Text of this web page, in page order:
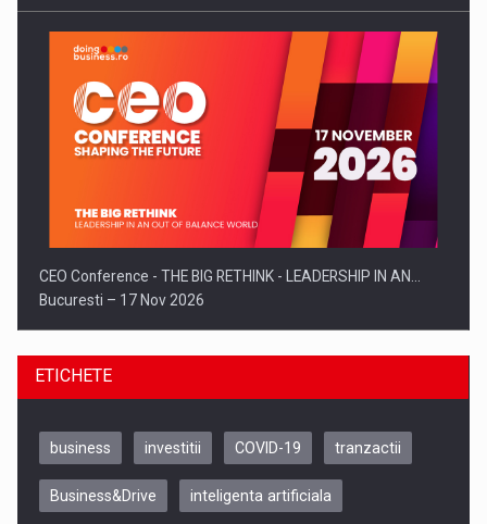
CEO Conference - THE BIG RETHINK - LEADERSHIP IN AN…
Bucuresti – 17 Nov 2026
ETICHETE
business investitii COVID-19 tranzactii
Business&Drive inteligenta artificiala